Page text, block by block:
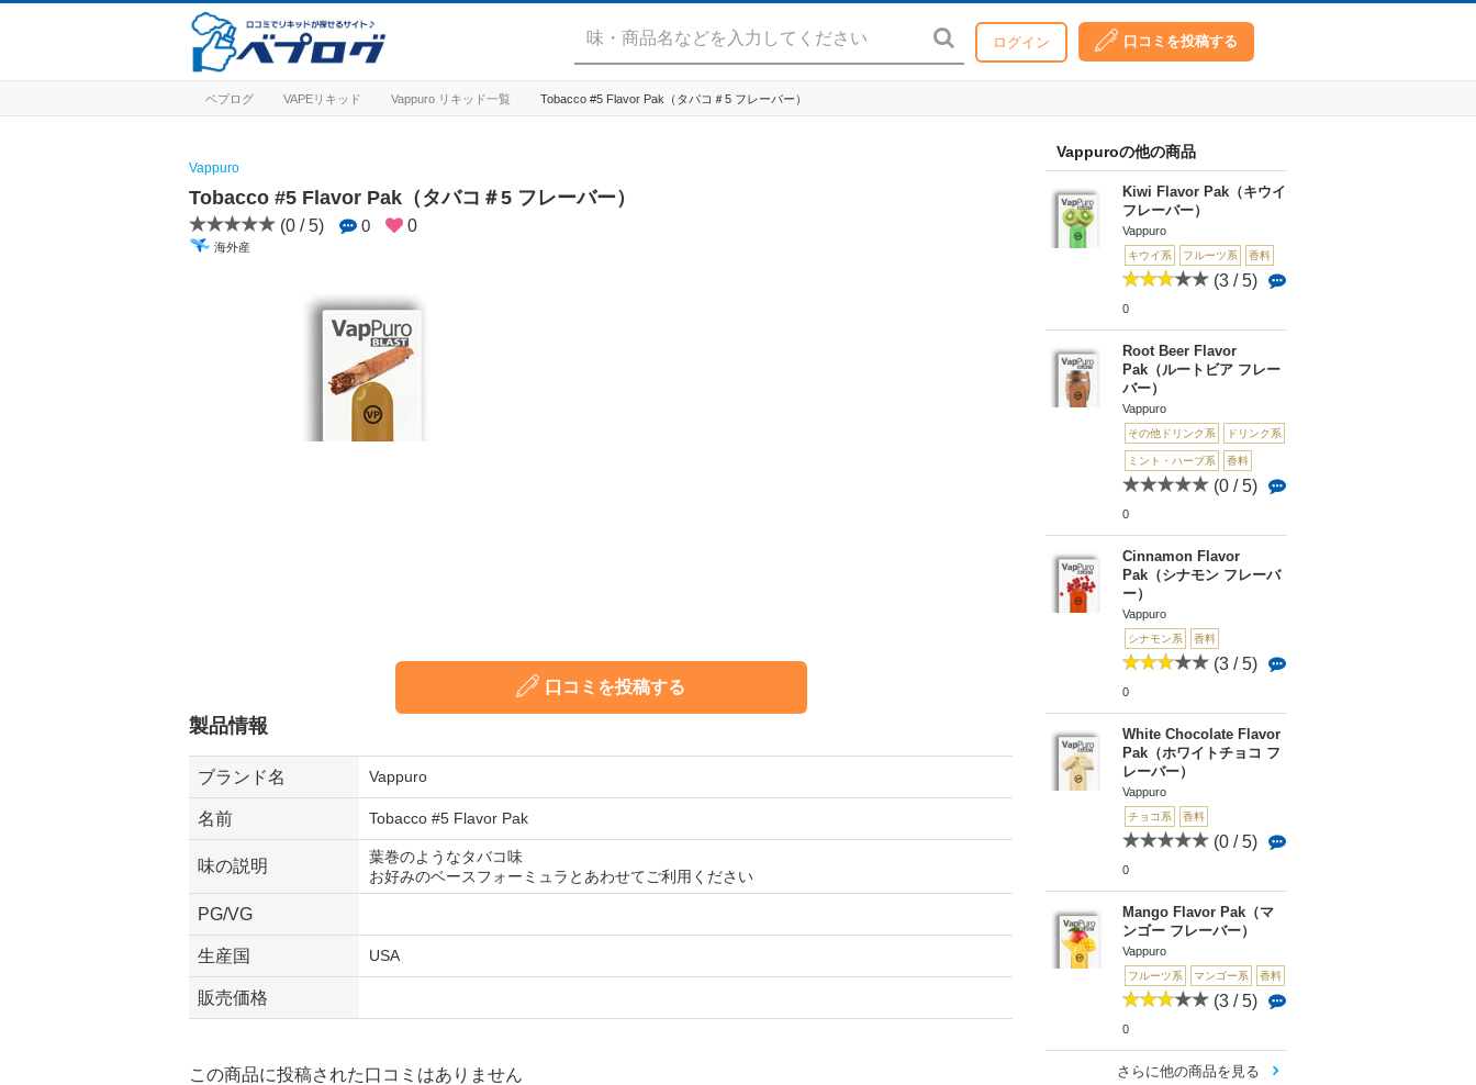
ログイン 口コミを投稿する
ベプログ VAPEリキッド Vappuro リキッド一覧 Tobacco #5 Flavor Pak（タバコ＃5 フレーバー）
Vappuroの他の商品
Kiwi Flavor Pak（キウイ
フレーバー）
Vappuro
キウイ系 フルーツ系 香料
(3 / 5)
0
Root Beer Flavor
Pak（ルートビア フレー
バー）
Vappuro
その他ドリンク系 ドリンク系
ミント・ハーブ系 香料
(0 / 5)
0
Cinnamon Flavor
Pak（シナモン フレーバ
ー）
Vappuro
シナモン系 香料
(3 / 5)
0
White Chocolate Flavor
Pak（ホワイトチョコ フ
レーバー）
Vappuro
チョコ系 香料
(0 / 5)
0
Mango Flavor Pak（マ
ンゴー フレーバー）
Vappuro
フルーツ系 マンゴー系 香料
(3 / 5)
0
さらに他の商品を見る
Vappuro
Tobacco #5 Flavor Pak（タバコ＃5 フレーバー）
(0 / 5) 0 0
海外産
口コミを投稿する
製品情報
ブランド名 Vappuro
名前 Tobacco #5 Flavor Pak
味の説明
葉巻のようなタバコ味
お好みのベースフォーミュラとあわせてご利用ください
PG/VG
生産国 USA
販売価格
この商品に投稿された口コミはありません